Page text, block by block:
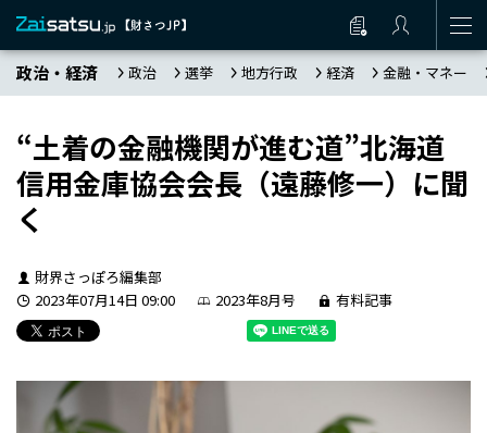
政治・経済 政治 選挙 地方行政 経済 金融・マネー
“土着の金融機関が進む道”北海道
信用金庫協会会長（遠藤修一）に聞
く
財界さっぽろ編集部
2023年07月14日 09:00
2023年8月号 有料記事